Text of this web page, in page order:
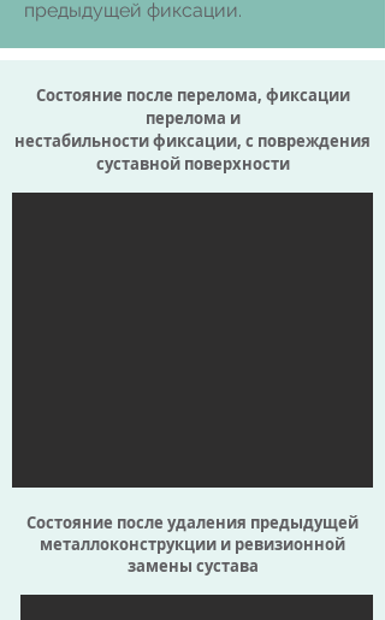
предыдущей фиксации.
Состояние после перелома, фиксации
перелома и
нестабильности фиксации, с повреждения
суставной поверхности
Состояние после удаления предыдущей
металлоконструкции и ревизионной
замены сустава